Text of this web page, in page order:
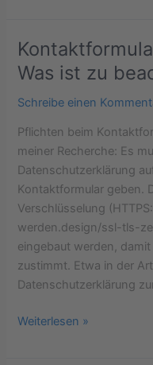
Was ist zu
Schreibe einen
Pflichten beim
meiner Recherche: Es
Datenschutzerklärung
Kontaktformular geben.
Verschlüsselung
werden.design/ssl-tls-
eingebaut werden,
zustimmt. Etwa in der
Datenschutzerklärung
Kontaktformulare,
Abmahnfalle
–
Was
Weiterlesen »